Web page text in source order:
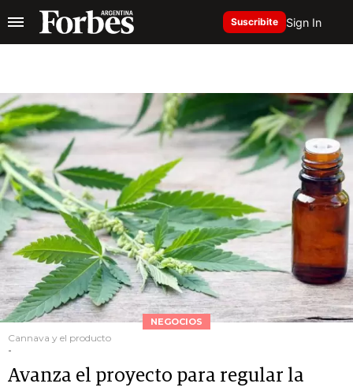
Suscribite Sign In
NEGOCIOS
Cannava y el producto
-
Avanza el proyecto para regular la